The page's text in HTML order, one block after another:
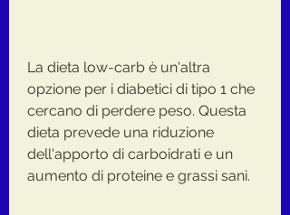
La dieta low-carb è un'altra
opzione per i diabetici di tipo 1 che
cercano di perdere peso. Questa
dieta prevede una riduzione
dell'apporto di carboidrati e un
aumento di proteine e grassi sani.